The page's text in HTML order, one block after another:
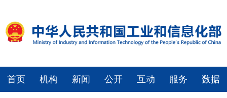
首页 机构 新闻 公开 互动 服务 数据